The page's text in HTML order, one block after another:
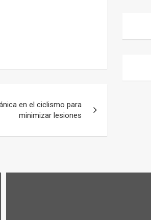
en el ciclismo para
minimizar lesiones